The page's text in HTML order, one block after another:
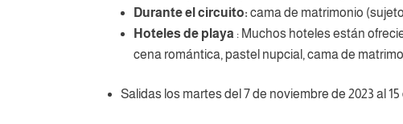
Durante el circuito: cama de matrimonio
Hoteles de playa : Muchos hoteles están
cena romántica, pastel nupcial, cama de
Salidas los martes del 7 de noviembre de 2023 al